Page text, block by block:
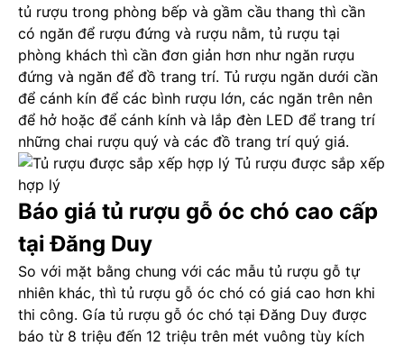
tủ rượu trong phòng bếp và gầm cầu thang thì cần
có ngăn để rượu đứng và rượu nằm, tủ rượu tại
phòng khách thì cần đơn giản hơn như ngăn rượu
đứng và ngăn để đồ trang trí. Tủ rượu ngăn dưới cần
để cánh kín để các bình rượu lớn, các ngăn trên nên
để hở hoặc để cánh kính và lắp đèn LED để trang trí
những chai rượu quý và các đồ trang trí quý giá.
Tủ rượu được sắp xếp
hợp lý
Báo giá tủ rượu gỗ óc chó cao cấp
tại Đăng Duy
So với mặt bằng chung với các mẫu tủ rượu gỗ tự
nhiên khác, thì tủ rượu gỗ óc chó có giá cao hơn khi
thi công. Gía tủ rượu gỗ óc chó tại Đăng Duy được
báo từ 8 triệu đến 12 triệu trên mét vuông tùy kích